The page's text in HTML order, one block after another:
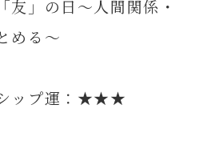
」の日～人間関係・
める～
ップ運：★★★